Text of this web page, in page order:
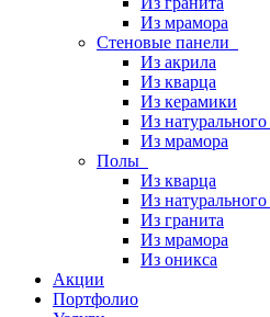
Из мрамора
Стеновые панели
Из акрила
Из кварца
Из керамики
Из
Из мрамора
Полы
Из кварца
Из
Из гранита
Из мрамора
Из оникса
Акции
Портфолио